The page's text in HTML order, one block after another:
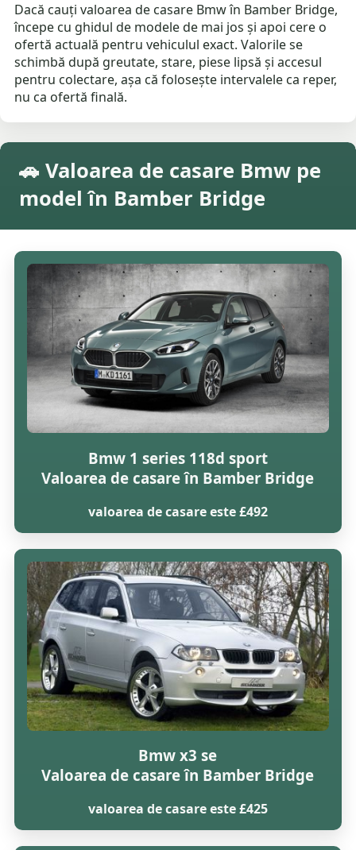
Dacă cauți valoarea de casare Bmw în Bamber Bridge,
începe cu ghidul de modele de mai jos și apoi cere o
ofertă actuală pentru vehiculul exact. Valorile se
schimbă după greutate, stare, piese lipsă și accesul
pentru colectare, așa că folosește intervalele ca reper,
nu ca ofertă finală.
🚗 Valoarea de casare Bmw pe
model în Bamber Bridge
Bmw 1 series 118d sport
Valoarea de casare în Bamber Bridge
valoarea de casare este £492
Bmw x3 se
Valoarea de casare în Bamber Bridge
valoarea de casare este £425